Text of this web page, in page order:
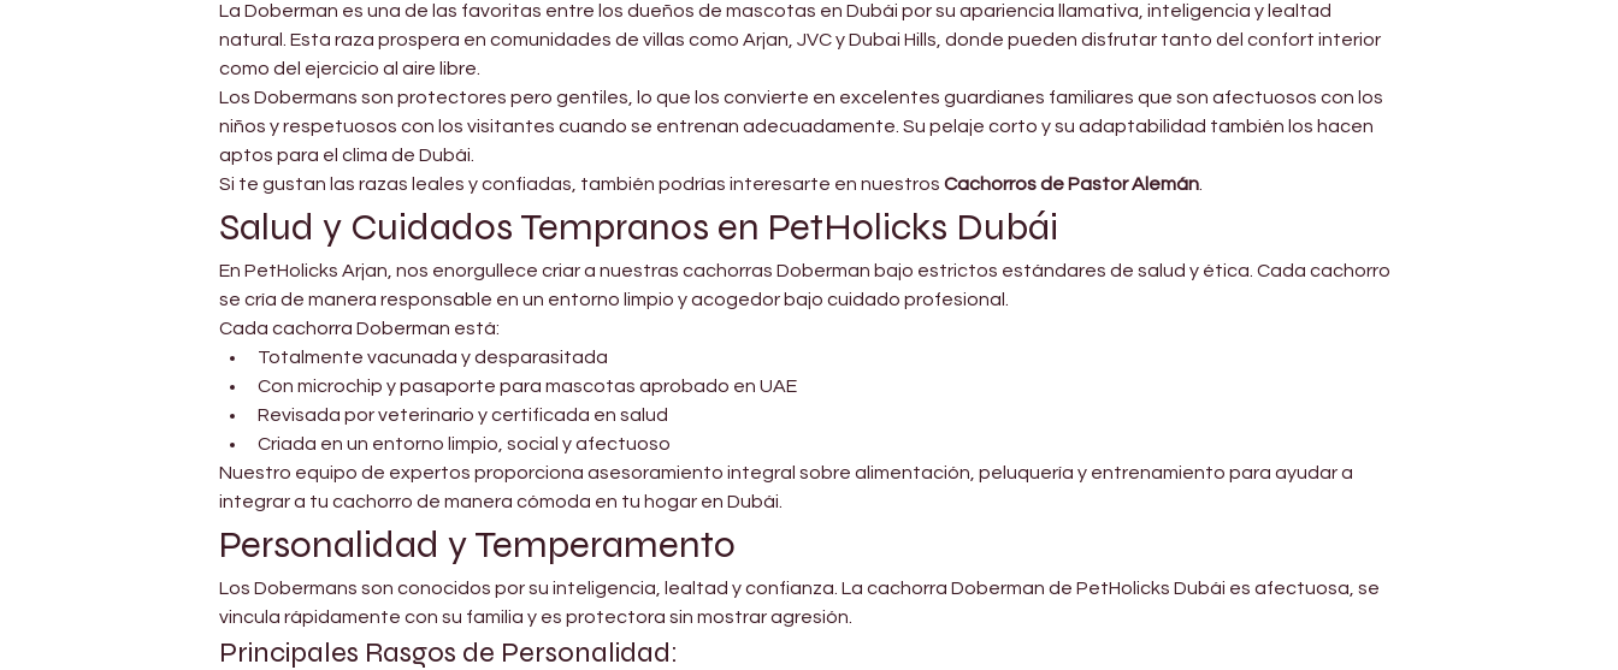
La Doberman es una de las favoritas entre los dueños de mascotas en Dubái por su apariencia llamativa, inteligencia y lealtad
natural. Esta raza prospera en comunidades de villas como Arjan, JVC y Dubai Hills, donde pueden disfrutar tanto del confort interior
como del ejercicio al aire libre.
Los Dobermans son protectores pero gentiles, lo que los convierte en excelentes guardianes familiares que son afectuosos con los
niños y respetuosos con los visitantes cuando se entrenan adecuadamente. Su pelaje corto y su adaptabilidad también los hacen
aptos para el clima de Dubái.
Si te gustan las razas leales y confiadas, también podrías interesarte en nuestros Cachorros de Pastor Alemán.
Salud y Cuidados Tempranos en PetHolicks Dubái
En PetHolicks Arjan, nos enorgullece criar a nuestras cachorras Doberman bajo estrictos estándares de salud y ética. Cada cachorro
se cría de manera responsable en un entorno limpio y acogedor bajo cuidado profesional.
Cada cachorra Doberman está:
Totalmente vacunada y desparasitada
Con microchip y pasaporte para mascotas aprobado en UAE
Revisada por veterinario y certificada en salud
Criada en un entorno limpio, social y afectuoso
Nuestro equipo de expertos proporciona asesoramiento integral sobre alimentación, peluquería y entrenamiento para ayudar a
integrar a tu cachorro de manera cómoda en tu hogar en Dubái.
Personalidad y Temperamento
Los Dobermans son conocidos por su inteligencia, lealtad y confianza. La cachorra Doberman de PetHolicks Dubái es afectuosa, se
vincula rápidamente con su familia y es protectora sin mostrar agresión.
Principales Rasgos de Personalidad: